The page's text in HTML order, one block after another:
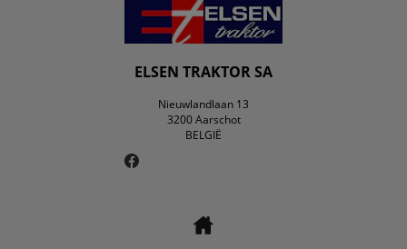
ELSEN TRAKTOR SA
Nieuwlandlaan 13
3200 Aarschot
BELGIË